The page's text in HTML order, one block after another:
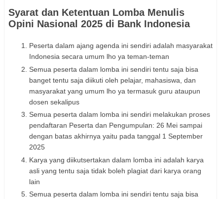
Syarat dan Ketentuan Lomba Menulis
Opini Nasional 2025 di Bank Indonesia
Peserta dalam ajang agenda ini sendiri adalah masyarakat
Indonesia secara umum lho ya teman-teman
Semua peserta dalam lomba ini sendiri tentu saja bisa
banget tentu saja diikuti oleh pelajar, mahasiswa, dan
masyarakat yang umum lho ya termasuk guru ataupun
dosen sekalipus
Semua peserta dalam lomba ini sendiri melakukan proses
pendaftaran Peserta dan Pengumpulan: 26 Mei sampai
dengan batas akhirnya yaitu pada tanggal 1 September
2025
Karya yang diikutsertakan dalam lomba ini adalah karya
asli yang tentu saja tidak boleh plagiat dari karya orang
lain
Semua peserta dalam lomba ini sendiri tentu saja bisa